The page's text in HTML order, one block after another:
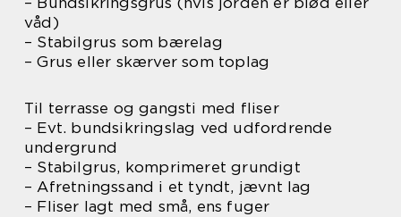
våd)
– Stabilgrus som bærelag
– Grus eller skærver som toplag
Til terrasse og gangsti med fliser
– Evt. bundsikringslag ved udfordrende
undergrund
– Stabilgrus, komprimeret grundigt
– Afretningssand i et tyndt, jævnt lag
– Fliser lagt med små, ens fuger